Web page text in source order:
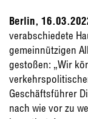
Berlin,
verabschiedete
gemeinnützigen
gestoßen: „Wir
Geschäftsführer
nach wie vor zu